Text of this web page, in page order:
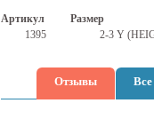
Артикул
Размер
1395
2-3 Y
Отзывы